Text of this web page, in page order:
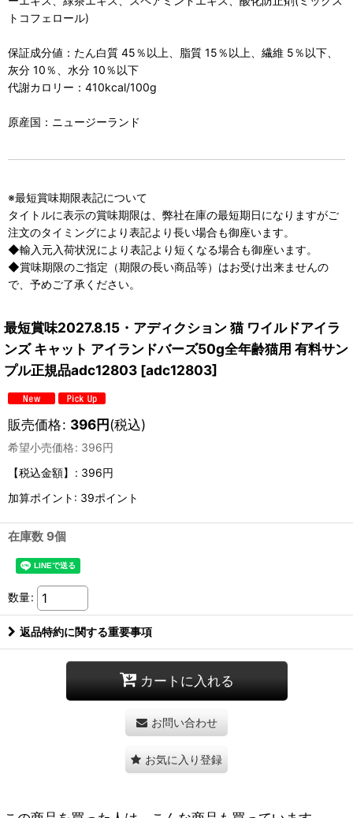
トコフェロール)
保証成分値：たん白質 45％以上、脂質 15％以上、繊維 5％以下、
灰分 10％、水分 10％以下
代謝カロリー：410kcal/100g
原産国：ニュージーランド
※最短賞味期限表記について
タイトルに表示の賞味期限は、弊社在庫の最短期日になりますがご
注文のタイミングにより表記より長い場合も御座います。
◆輸入元入荷状況により表記より短くなる場合も御座います。
◆賞味期限のご指定（期限の長い商品等）はお受け出来ませんの
で、予めご了承ください。
最短賞味2027.8.15・アディクション 猫 ワイルドアイラ
ンズ キャット アイランドバーズ50g全年齢猫用 有料サン
プル正規品adc12803 [adc12803]
販売価格: 396円(税込)
希望小売価格: 396円
【税込金額】
: 396円
加算ポイント: 39ポイント
在庫数 9個
数量:
返品特約に関する重要事項
カートに入れる
お問い合わせ
お気に入り登録